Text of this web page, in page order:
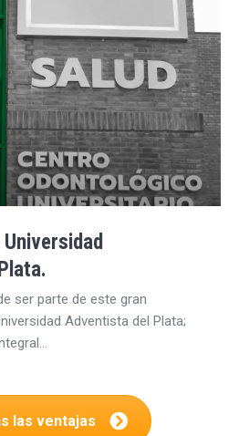
ser parte de este gran
Adventista del Plata;
las ventajas